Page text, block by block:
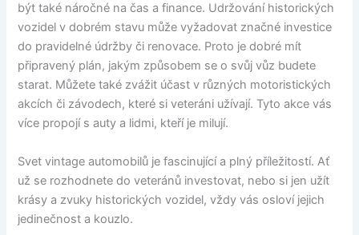
být také náročné na čas a finance. Udržování historických
vozidel v dobrém stavu může vyžadovat značné investice
do pravidelné údržby či renovace. Proto je dobré mít
připravený plán, jakým způsobem se o svůj vůz budete
starat. Můžete také zvážit účast v různých motoristických
akcích či závodech, které si veteráni užívají. Tyto akce vás
více propojí s auty a lidmi, kteří je milují.
Svet vintage automobilů je fascinující a plný příležitostí. Ať
už se rozhodnete do veteránů investovat, nebo si jen užít
krásy a zvuky historických vozidel, vždy vás osloví jejich
jedinečnost a kouzlo.